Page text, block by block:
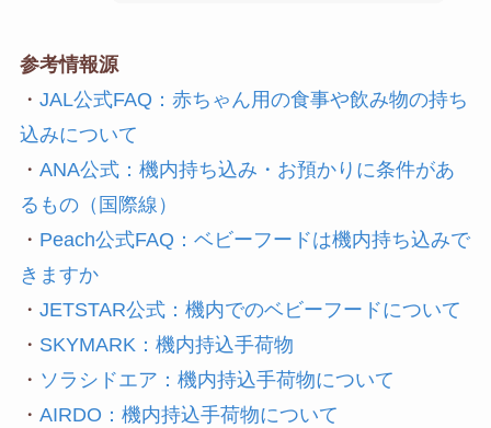
参考情報源
・ JAL公式FAQ：赤ちゃん用の食事や飲み物の持ち
込みについて
・ ANA公式：機内持ち込み・お預かりに条件があ
るもの（国際線）
・ Peach公式FAQ：ベビーフードは機内持ち込みで
きますか
・ JETSTAR公式：機内でのベビーフードについて
・ SKYMARK：機内持込手荷物
・ ソラシドエア：機内持込手荷物について
・ AIRDO：機内持込手荷物について